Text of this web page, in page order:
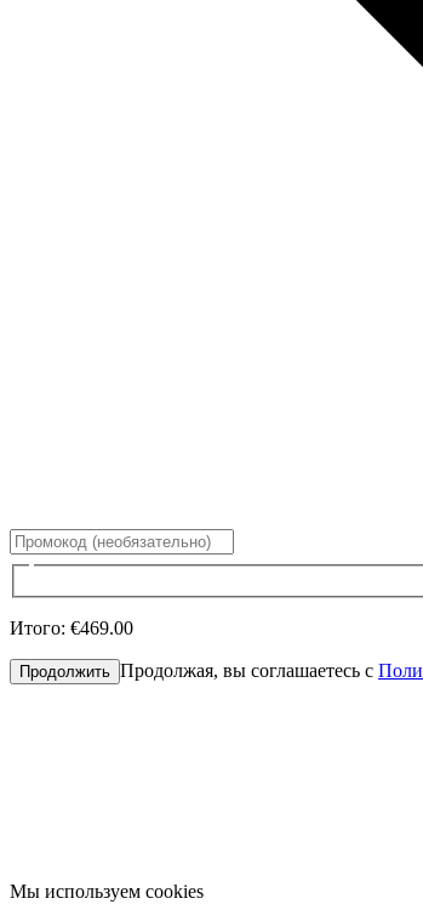
Итого: €469.00
Продолжить Продолжая, вы соглашаетесь с
Мы используем cookies